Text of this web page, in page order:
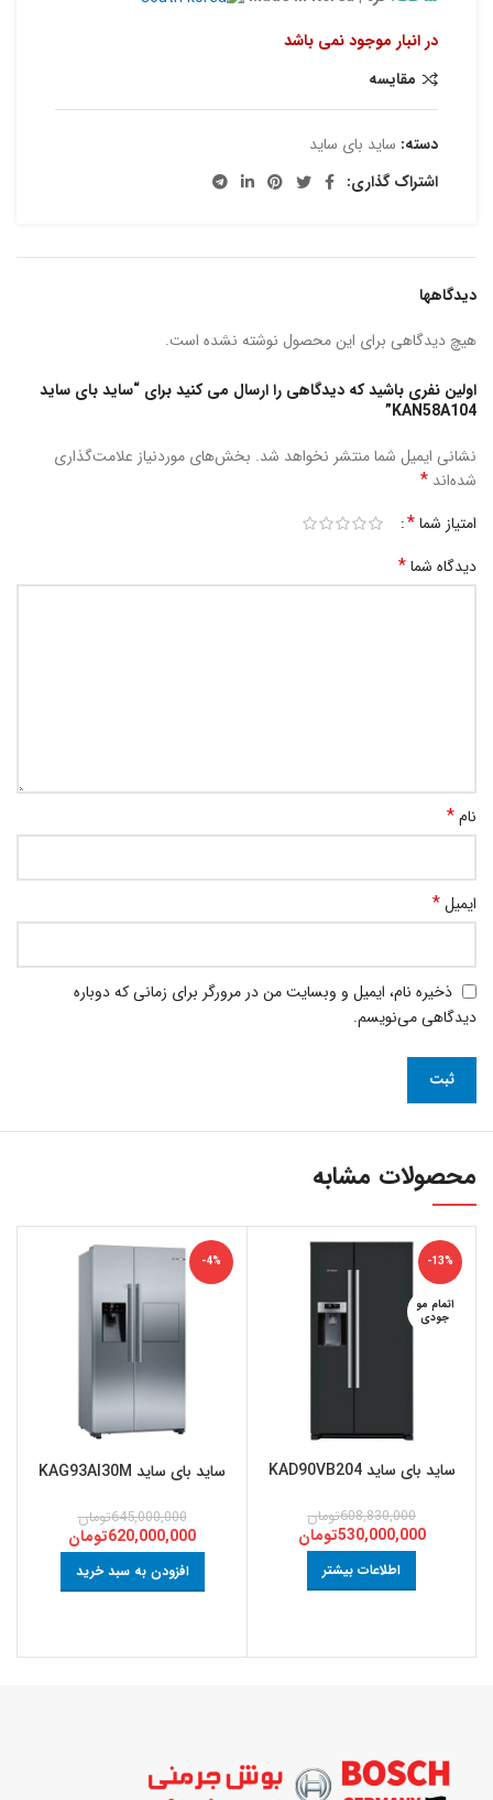
در انبار موجود نمی باشد
مقایسه
دسته: ساید بای ساید
اشتراک گذاری:
دیدگاهها
هیچ دیدگاهی برای این محصول نوشته نشده است.
اولین نفری باشید که دیدگاهی را ارسال می کنید برای “ساید بای ساید
KAN58A104”
نشانی ایمیل شما منتشر نخواهد شد. بخش‌های موردنیاز علامت‌گذاری
شده‌اند *
امتیاز شما*
دیدگاه شما*
نام*
ایمیل*
ذخیره نام، ایمیل و وبسایت من در مرورگر برای زمانی که دوباره
دیدگاهی می‌نویسم.
محصولات مشابه
-13%
اتمام مو
جودی
ساید بای ساید KAD90VB204
608,830,000تومان
530,000,000تومان
اطلاعات بیشتر
-4%
ساید بای ساید KAG93AI30M
645,000,000تومان
620,000,000تومان
افزودن به سبد خرید